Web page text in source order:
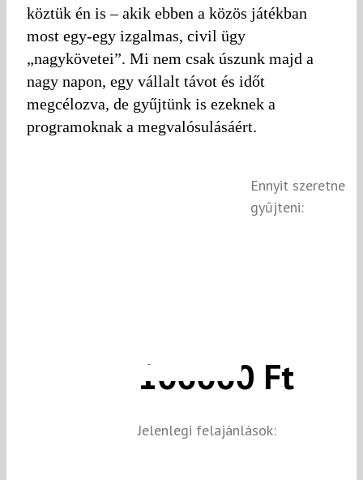
köztük én is – akik ebben a közös játékban
most egy-egy izgalmas, civil ügy
„nagykövetei”. Mi nem csak úszunk majd a
nagy napon, egy vállalt távot és időt
megcélozva, de gyűjtünk is ezeknek a
programoknak a megvalósulásáért.
Ennyit szeretne
gyűjteni:
100000 Ft
Jelenlegi felajánlások: